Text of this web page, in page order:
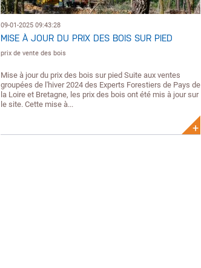
09-01-2025 09:43:28
MISE À JOUR DU PRIX DES BOIS SUR PIED
prix de vente des bois
Mise à jour du prix des bois sur pied Suite aux ventes
groupées de l'hiver 2024 des Experts Forestiers de Pays de
la Loire et Bretagne, les prix des bois ont été mis à jour sur
le site. Cette mise à...
+